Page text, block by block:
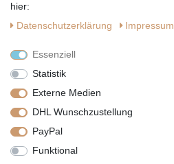
Vertrag widerrufen
hier:
Daten­schutz­erklärung
Impressum
Essenziell
Statistik
Externe Medien
DHL Wunschzustellung
PayPal
Funktional